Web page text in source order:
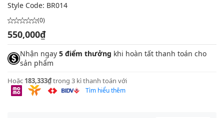
Style Code: BR014
(0)
550,000₫
Nhận ngay 5 điểm thưởng khi hoàn tất thanh toán cho
sản phẩm
Hoặc 183,333₫trong 3 kì thanh toán với
Tìm hiểu thêm